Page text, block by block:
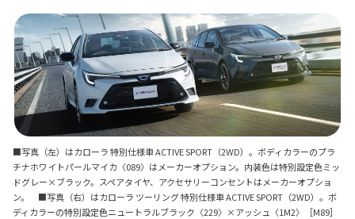
■写真（左）はカローラ 特別仕様車 ACTIVE SPORT（2WD）。ボディカラーのプラ
チナホワイトパールマイカ〈089〉はメーカーオプション。内装色は特別設定色ミッ
ドグレー×ブラック。スペアタイヤ、アクセサリーコンセントはメーカーオプショ
ン。 ■写真（右）はカローラ ツーリング 特別仕様車 ACTIVE SPORT（2WD）。ボ
ディカラーの特別設定色ニュートラルブラック〈229〉×アッシュ〈1M2〉［M89］